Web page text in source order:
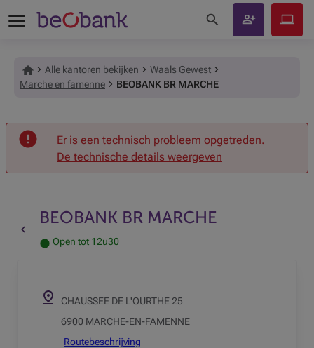
Onthaal
Alle kantoren bekijken
Waals Gewest
Marche en famenne
BEOBANK BR MARCHE
Er is een technisch probleem opgetreden.
De technische details weergeven
Terug naar de vorige pagina
BEOBANK BR MARCHE
Open tot 12u30
CHAUSSEE DE L'OURTHE 25
6900 MARCHE-EN-FAMENNE
Routebeschrijving